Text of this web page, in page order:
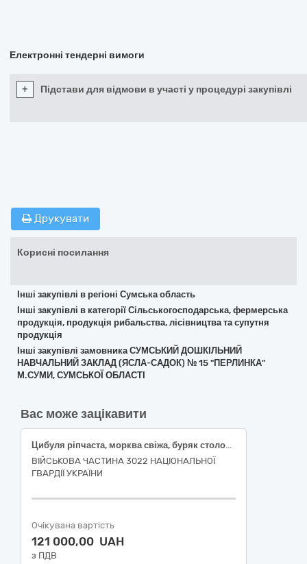
Електронні тендерні вимоги
+ Підстави для відмови в участі у процедурі закупівлі
Друкувати
Корисні посилання
Інші закупівлі в регіоні Сумська область
Інші закупівлі в категорії Сільськогосподарська, фермерська
продукція, продукція рибальства, лісівництва та супутня
продукція
Інші закупівлі замовника СУМСЬКИЙ ДОШКІЛЬНИЙ
НАВЧАЛЬНИЙ ЗАКЛАД (ЯСЛА-САДОК) № 15 "ПЕРЛИНКА"
М.СУМИ, СУМСЬКОЇ ОБЛАСТІ
Вас може зацікавити
Цибуля ріпчаста, морква свіжа, буряк столовий свіжий
ВІЙСЬКОВА ЧАСТИНА 3022 НАЦІОНАЛЬНОЇ
ГВАРДІЇ УКРАЇНИ
Очікувана вартість
121 000,00 UAH
з ПДВ